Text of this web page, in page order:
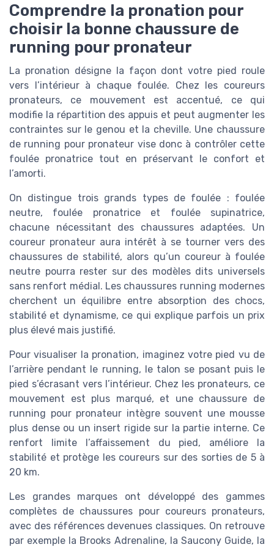
Comprendre la pronation pour
choisir la bonne chaussure de
running pour pronateur
La pronation désigne la façon dont votre pied roule
vers l’intérieur à chaque foulée. Chez les coureurs
pronateurs, ce mouvement est accentué, ce qui
modifie la répartition des appuis et peut augmenter les
contraintes sur le genou et la cheville. Une chaussure
de running pour pronateur vise donc à contrôler cette
foulée pronatrice tout en préservant le confort et
l’amorti.
On distingue trois grands types de foulée : foulée
neutre, foulée pronatrice et foulée supinatrice,
chacune nécessitant des chaussures adaptées. Un
coureur pronateur aura intérêt à se tourner vers des
chaussures de stabilité, alors qu’un coureur à foulée
neutre pourra rester sur des modèles dits universels
sans renfort médial. Les chaussures running modernes
cherchent un équilibre entre absorption des chocs,
stabilité et dynamisme, ce qui explique parfois un prix
plus élevé mais justifié.
Pour visualiser la pronation, imaginez votre pied vu de
l’arrière pendant le running, le talon se posant puis le
pied s’écrasant vers l’intérieur. Chez les pronateurs, ce
mouvement est plus marqué, et une chaussure de
running pour pronateur intègre souvent une mousse
plus dense ou un insert rigide sur la partie interne. Ce
renfort limite l’affaissement du pied, améliore la
stabilité et protège les coureurs sur des sorties de 5 à
20 km.
Les grandes marques ont développé des gammes
complètes de chaussures pour coureurs pronateurs,
avec des références devenues classiques. On retrouve
par exemple la Brooks Adrenaline, la Saucony Guide, la